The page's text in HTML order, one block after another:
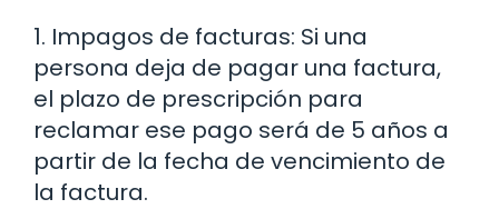
1. Impagos de facturas: Si una
persona deja de pagar una factura,
el plazo de prescripción para
reclamar ese pago será de 5 años a
partir de la fecha de vencimiento de
la factura.